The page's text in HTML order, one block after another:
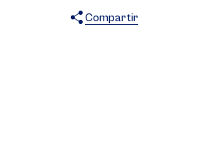
Compartir